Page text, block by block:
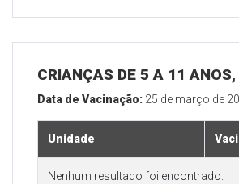
CRIANÇAS DE 5 A 11
Data de Vacinação: 25 de março de
Unidade
Nenhum resultado foi encontrado.